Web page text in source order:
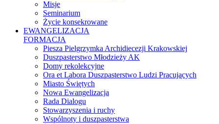
Misje
Seminarium
Życie konsekrowane
EWANGELIZACJA
FORMACJA
Piesza Pielgrzymka Archidiecezji Krakowskiej
Duszpasterstwo Młodzieży AK
Domy rekolekcyjne
Ora et Labora Duszpasterstwo Ludzi Pracujących
Miasto Świętych
Nowa Ewangelizacja
Rada Dialogu
Stowarzyszenia i ruchy
Wspólnoty i duszpasterstwa